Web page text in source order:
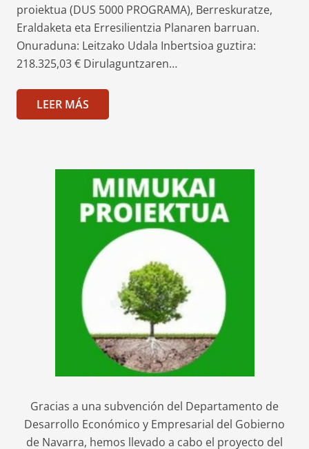
proiektua (DUS 5000 PROGRAMA), Berreskuratze,
Eraldaketa eta Erresilientzia Planaren barruan.
Onuraduna: Leitzako Udala Inbertsioa guztira:
218.325,03 € Dirulaguntzaren…
LEER MÁS
Gracias a una subvención del Departamento de
Desarrollo Económico y Empresarial del Gobierno
de Navarra, hemos llevado a cabo el proyecto del